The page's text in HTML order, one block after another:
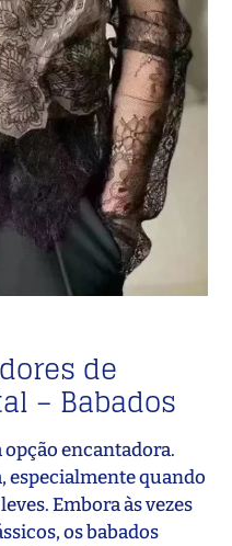
de
– Babados
opção encantadora.
especialmente quando
Embora às vezes
os babados